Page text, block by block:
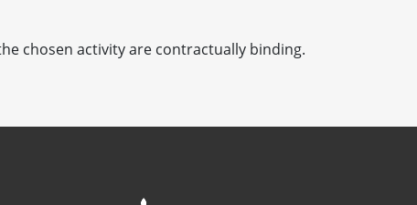
chosen activity are contractually binding.